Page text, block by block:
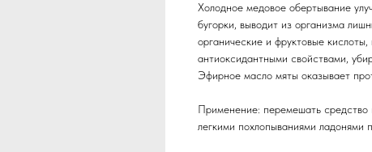
Холодное медовое обертывание
бугорки, выводит из организма
органические и фруктовые
антиоксидантными свойствами,
Эфирное масло мяты оказывает
Применение: перемешать
легкими похлопываниями ладонями